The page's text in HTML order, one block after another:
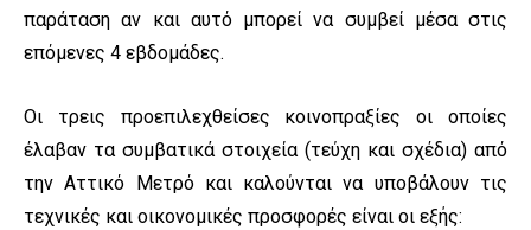
παράταση αν και αυτό μπορεί να συμβεί μέσα στις
επόμενες 4 εβδομάδες.
Οι τρεις προεπιλεχθείσες κοινοπραξίες οι οποίες
έλαβαν τα συμβατικά στοιχεία (τεύχη και σχέδια) από
την Αττικό Μετρό και καλούνται να υποβάλουν τις
τεχνικές και οικονομικές προσφορές είναι οι εξής: